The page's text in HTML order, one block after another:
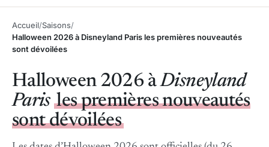
Accueil Saisons
Halloween 2026 à Disneyland Paris les premières nouveautés
sont dévoilées
Halloween 2026 àDisneyland
Paris les premières nouveautés
sont dévoilées